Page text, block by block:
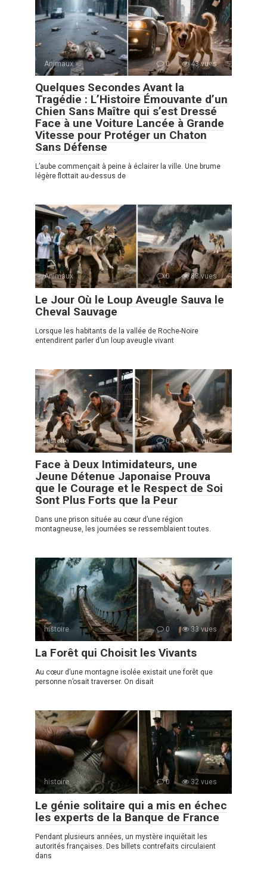
Animaux 0 43 vues
Quelques Secondes Avant la
Tragédie : L’Histoire Émouvante d’un
Chien Sans Maître qui s’est Dressé
Face à une Voiture Lancée à Grande
Vitesse pour Protéger un Chaton
Sans Défense
L’aube commençait à peine à éclairer la ville. Une brume
légère flottait au-dessus de
Animaux 0 88 vues
Le Jour Où le Loup Aveugle Sauva le
Cheval Sauvage
Lorsque les habitants de la vallée de Roche-Noire
entendirent parler d’un loup aveugle vivant
histoire 0 71 vues
Face à Deux Intimidateurs, une
Jeune Détenue Japonaise Prouva
que le Courage et le Respect de Soi
Sont Plus Forts que la Peur
Dans une prison située au cœur d’une région
montagneuse, les journées se ressemblaient toutes.
histoire 0 33 vues
La Forêt qui Choisit les Vivants
Au cœur d’une montagne isolée existait une forêt que
personne n’osait traverser. On disait
histoire 0 32 vues
Le génie solitaire qui a mis en échec
les experts de la Banque de France
Pendant plusieurs années, un mystère inquiétait les
autorités françaises. Des billets contrefaits circulaient
dans